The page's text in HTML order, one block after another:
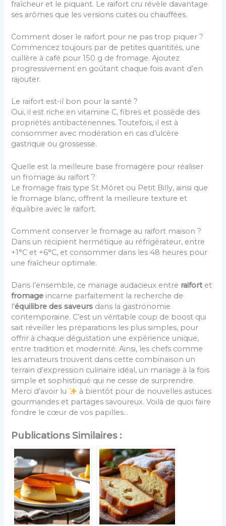
fraîcheur et le piquant. Le raifort cru révèle davantage
ses arômes que les versions cuites ou chauffées.
Comment doser le raifort pour ne pas trop piquer ?
Commencez toujours par de petites quantités, une
cuillère à café pour 150 g de fromage. Ajoutez
progressivement en goûtant chaque fois avant d’en
rajouter.
Le raifort est-il bon pour la santé ?
Oui, il est riche en vitamine C, fibres et possède des
propriétés antibactériennes. Toutefois, il est à
consommer avec modération en cas d’ulcère
gastrique ou grossesse.
Quelle est la meilleure base fromagère pour réaliser
un fromage au raifort ?
Le fromage frais type St Môret ou Petit Billy, ainsi que
le fromage blanc, offrent la meilleure texture et
équilibre avec le raifort.
Comment conserver le fromage au raifort maison ?
Dans un récipient hermétique au réfrigérateur, entre
+1°C et +6°C, et consommer dans les 48 heures pour
une fraîcheur optimale.
Dans l’ensemble, ce mariage audacieux entre raifortet
fromage incarne parfaitement la recherche de
l’équilibre des saveurs dans la gastronomie
contemporaine. C’est un véritable coup de boost qui
sait réveiller les préparations les plus simples, pour
offrir à chaque dégustation une expérience unique,
entre tradition et modernité. Ainsi, les chefs comme
les amateurs trouvent dans cette combinaison un
terrain d’expression culinaire idéal, un mariage à la fois
simple et sophistiqué qui ne cesse de surprendre.
Merci d’avoir lu
à bientôt pour de nouvelles astuces
gourmandes et partages savoureux. Voilà de quoi faire
fondre le cœur de vos papilles…
Publications Similaires :